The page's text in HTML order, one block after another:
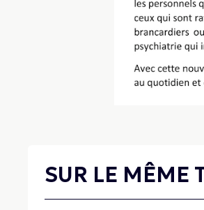
SUR LE MÊME